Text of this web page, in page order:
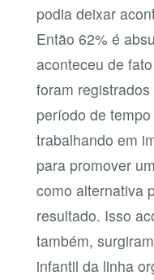
podia deixar
Então 62% é
aconteceu de
foram
período de
trabalhando em
para promover
como alternativa
resultado. Isso
também,
infantil da linha